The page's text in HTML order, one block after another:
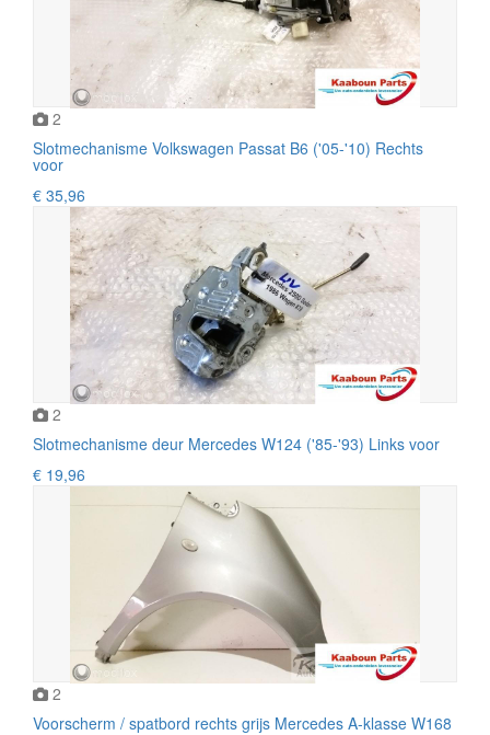
2
Slotmechanisme Volkswagen Passat B6 ('05-'10) Rechts
voor
€ 35,96
2
Slotmechanisme deur Mercedes W124 ('85-'93) Links voor
€ 19,96
2
Voorscherm / spatbord rechts grijs Mercedes A-klasse W168